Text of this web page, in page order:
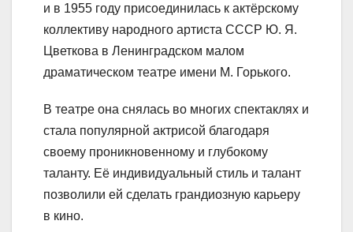
и в 1955 году присоединилась к актёрскому
коллективу народного артиста СССР Ю. Я.
Цветкова в Ленинградском малом
драматическом театре имени М. Горького.
В театре она снялась во многих спектаклях и
стала популярной актрисой благодаря
своему проникновенному и глубокому
таланту. Её индивидуальный стиль и талант
позволили ей сделать грандиозную карьеру
в кино.